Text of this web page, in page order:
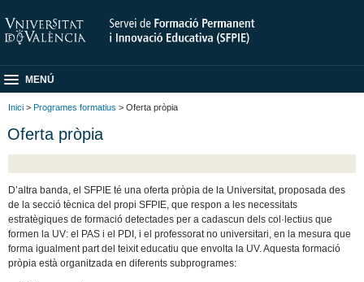
MENÚ
Inici > Programes formatius > Oferta pròpia
Oferta pròpia
D’altra banda, el SFPIE té una oferta pròpia de la Universitat, proposada des
de la secció tècnica del propi SFPIE, que respon a les necessitats
estratègiques de formació detectades per a cadascun dels col·lectius que
formen la UV: el PAS i el PDI, i el professorat no universitari, en la mesura que
forma igualment part del teixit educatiu que envolta la UV. Aquesta formació
pròpia està organitzada en diferents subprogrames: